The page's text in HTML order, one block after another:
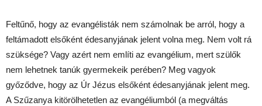
Feltűnő, hogy az evangélisták nem számolnak be arról, hogy a
feltámadott elsőként édesanyjának jelent volna meg. Nem volt rá
szüksége? Vagy azért nem említi az evangélium, mert szülők
nem lehetnek tanúk gyermekeik perében? Meg vagyok
győződve, hogy az Úr Jézus elsőként édesanyjának jelent meg.
A Szűzanya kitörölhetetlen az evangéliumból (a megváltás